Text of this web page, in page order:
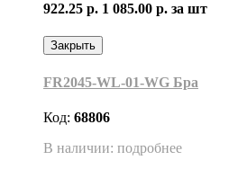
922.25 р. 1 085.00 р. за шт
Закрыть
FR2045-WL-01-WG Бра
Код: 68806
В наличии: подробнее